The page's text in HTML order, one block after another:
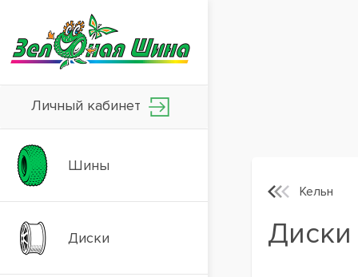
Личный кабинет
Шины
Диски
Кельн
Диски